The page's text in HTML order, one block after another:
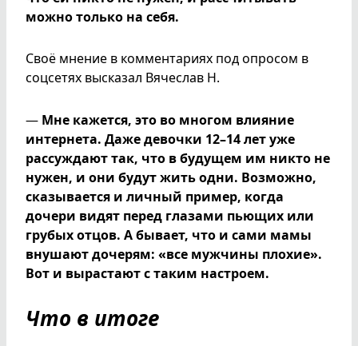
можно только на себя.
Своё мнение в комментариях под опросом в
соцсетях высказал Вячеслав Н.
— Мне кажется, это во многом влияние
интернета. Даже девочки 12–14 лет уже
рассуждают так, что в будущем им никто не
нужен, и они будут жить одни. Возможно,
сказывается и личный пример, когда
дочери видят перед глазами пьющих или
грубых отцов. А бывает, что и сами мамы
внушают дочерям: «все мужчины плохие».
Вот и вырастают с таким настроем.
Что в итоге